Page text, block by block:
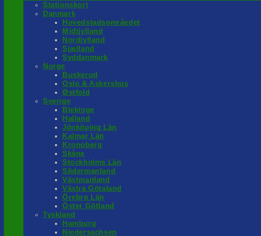
Stationskort
Danmark
Hovedstadsområedet
Midtjylland
Nordjylland
Sjælland
Syddanmark
Norge
Buskerud
Oslo & Askershus
Østfold
Sverige
Blekinge
Halland
Jönköping Län
Kalmar Län
Kronoberg
Skåne
Stockholms Län
Södermanland
Västmanland
Västra Götaland
Örebro Län
Öster Götland
Tyskland
Hamburg
Niedersachsen